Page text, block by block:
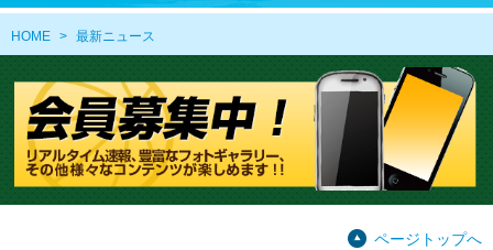
HOME > 最新ニュース
ページトップへ